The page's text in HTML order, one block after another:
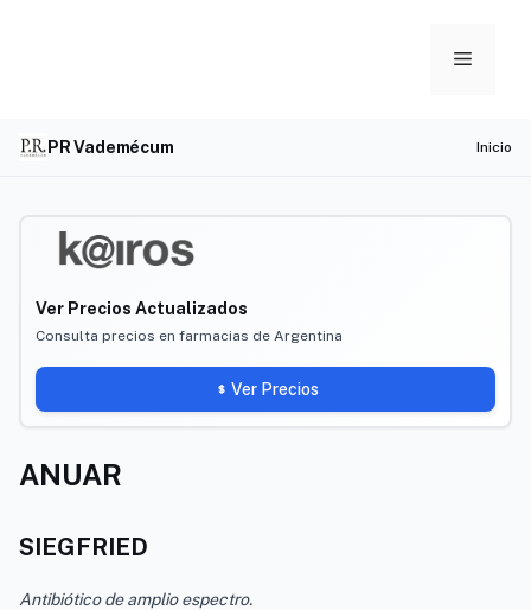
Menu
PR Vademécum Inicio
Ver Precios Actualizados
Consulta precios en farmacias de Argentina
Ver Precios
ANUAR
SIEGFRIED
Antibiótico de amplio espectro.